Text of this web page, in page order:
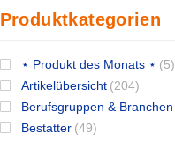
Produktkategorien
⋆ Produkt des Monats ⋆ (5)
Artikelübersicht (204)
Berufsgruppen & Branchen
Bestatter (49)